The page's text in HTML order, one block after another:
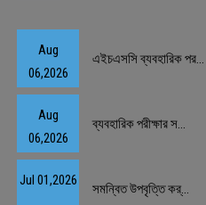
Aug
06,2026
এইচএসসি ব্যবহারিক পর...
Aug
06,2026
ব্যবহারিক পরীক্ষার স...
Jul 01,2026
সমন্বিত উপবৃত্তি কর্...